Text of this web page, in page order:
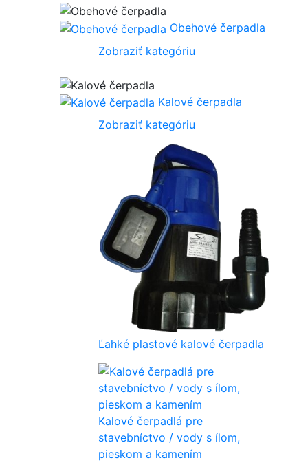
Obehové čerpadla
Zobraziť kategóriu
Kalové čerpadla
Zobraziť kategóriu
Ľahké plastové kalové čerpadla
Kalové čerpadlá pre
stavebníctvo / vody s ílom,
pieskom a kamením